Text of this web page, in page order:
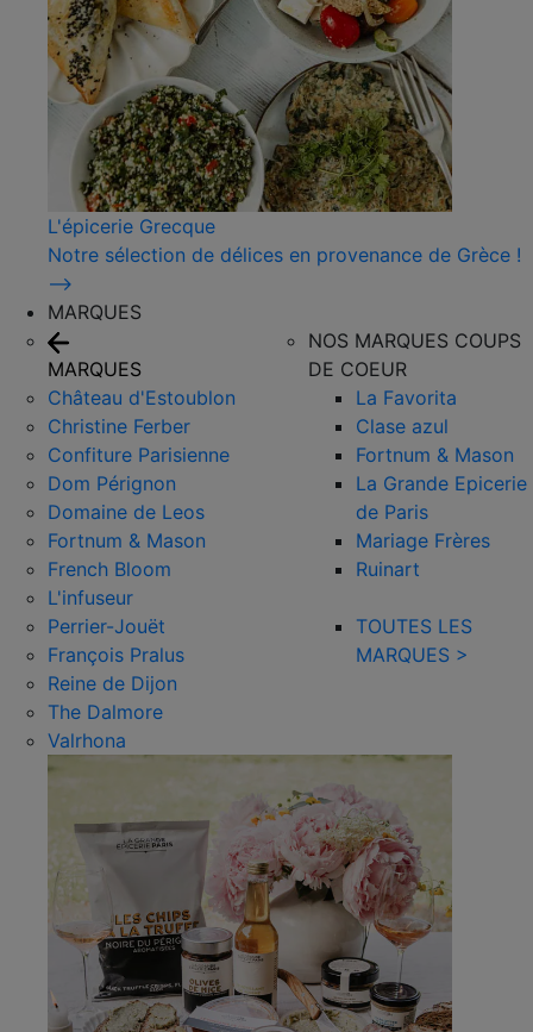
L'épicerie Grecque
Notre sélection de délices en provenance de Grèce !
⟶
MARQUES
MARQUES
Château d'Estoublon
Christine Ferber
Confiture Parisienne
Dom Pérignon
Domaine de Leos
Fortnum & Mason
French Bloom
L'infuseur
Perrier-Jouët
François Pralus
Reine de Dijon
The Dalmore
Valrhona
NOS MARQUES COUPS
DE COEUR
La Favorita
Clase azul
Fortnum & Mason
La Grande Epicerie
de Paris
Mariage Frères
Ruinart
TOUTES LES
MARQUES >